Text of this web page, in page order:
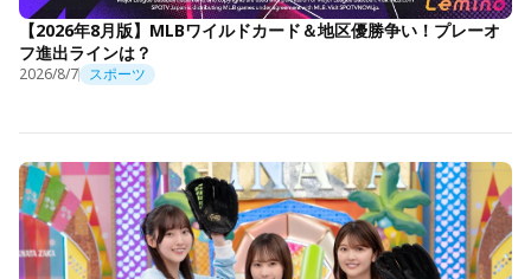
【2026年8月版】MLBワイルドカード＆地区優勝争い！プレーオ
フ進出ラインは？
2026/8/7 スポーツ